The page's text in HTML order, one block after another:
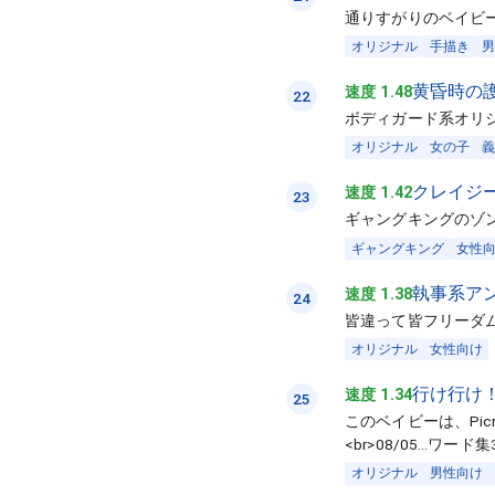
通りすがりのベイビ
オリジナル 手描き
22 速度 1.48黄昏時の
ボディガード系オリ
オリジナル 女の子
23 速度 1.42クレイジ
ギャングキングのゾ
ギャングキング 女性
24 速度 1.38執事系ア
皆違って皆フリーダ
オリジナル 女性向け
25 速度 1.34行け行け
このベイビーは、
<br>08/05…ワード
オリジナル 男性向け